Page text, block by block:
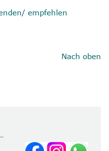
empfehlen
Nach oben